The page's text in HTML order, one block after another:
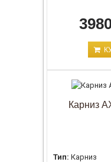
Карниз
Тип: Карниз